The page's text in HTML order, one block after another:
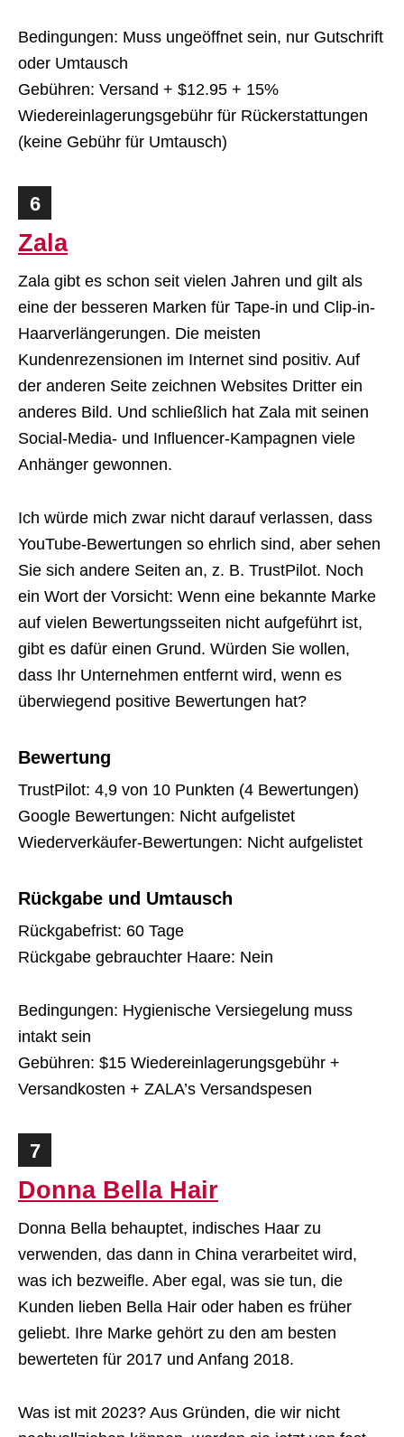
Bedingungen: Muss ungeöffnet sein, nur Gutschrift
oder Umtausch
Gebühren: Versand + $12.95 + 15%
Wiedereinlagerungsgebühr für Rückerstattungen
(keine Gebühr für Umtausch)
6
Zala
Zala gibt es schon seit vielen Jahren und gilt als
eine der besseren Marken für Tape-in und Clip-in-
Haarverlängerungen. Die meisten
Kundenrezensionen im Internet sind positiv. Auf
der anderen Seite zeichnen Websites Dritter ein
anderes Bild. Und schließlich hat Zala mit seinen
Social-Media- und Influencer-Kampagnen viele
Anhänger gewonnen.
Ich würde mich zwar nicht darauf verlassen, dass
YouTube-Bewertungen so ehrlich sind, aber sehen
Sie sich andere Seiten an, z. B. TrustPilot. Noch
ein Wort der Vorsicht: Wenn eine bekannte Marke
auf vielen Bewertungsseiten nicht aufgeführt ist,
gibt es dafür einen Grund. Würden Sie wollen,
dass Ihr Unternehmen entfernt wird, wenn es
überwiegend positive Bewertungen hat?
Bewertung
TrustPilot: 4,9 von 10 Punkten (4 Bewertungen)
Google Bewertungen: Nicht aufgelistet
Wiederverkäufer-Bewertungen: Nicht aufgelistet
Rückgabe und Umtausch
Rückgabefrist: 60 Tage
Rückgabe gebrauchter Haare: Nein
Bedingungen: Hygienische Versiegelung muss
intakt sein
Gebühren: $15 Wiedereinlagerungsgebühr +
Versandkosten + ZALA’s Versandspesen
7
Donna Bella Hair
Donna Bella behauptet, indisches Haar zu
verwenden, das dann in China verarbeitet wird,
was ich bezweifle. Aber egal, was sie tun, die
Kunden lieben Bella Hair oder haben es früher
geliebt. Ihre Marke gehört zu den am besten
bewerteten für 2017 und Anfang 2018.
Was ist mit 2023? Aus Gründen, die wir nicht